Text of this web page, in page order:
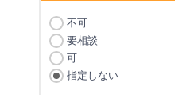
不可
要相談
可
指定しない